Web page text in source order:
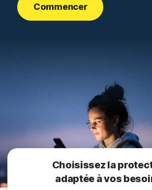
Commencer
Choisissez la
adaptée à vos